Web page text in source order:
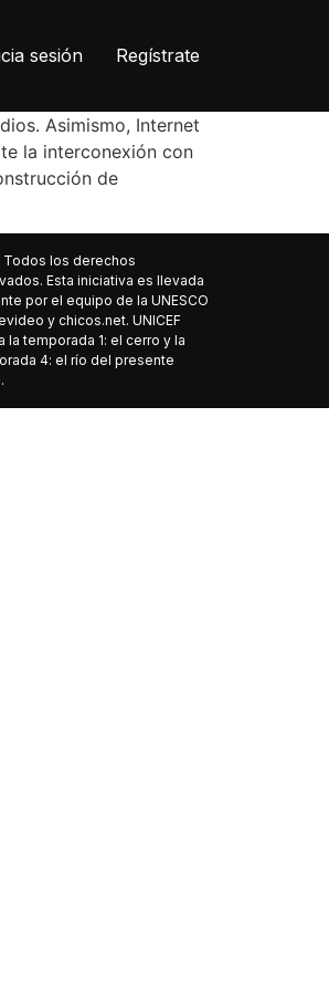
sesión Regístrate
Asimismo, Internet
la interconexión con
de
Todos los derechos
Esta iniciativa es llevada
por el equipo de la UNESCO
y chicos.net. UNICEF
la temporada 1: el cerro y la
4: el río del presente